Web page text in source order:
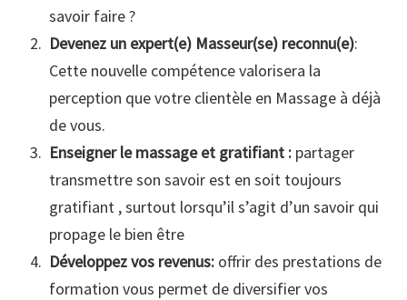
savoir faire ?
Devenez un expert(e) Masseur(se) reconnu(e):
Cette nouvelle compétence valorisera la
perception que votre clientèle en Massage à déjà
de vous.
Enseigner le massage et gratifiant : partager
transmettre son savoir est en soit toujours
gratifiant , surtout lorsqu’il s’agit d’un savoir qui
propage le bien être
Développez vos revenus: offrir des prestations de
formation vous permet de diversifier vos